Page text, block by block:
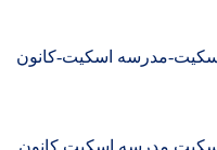
مدرسه اسکیت-کانون
مدرسه اسکیت کانون